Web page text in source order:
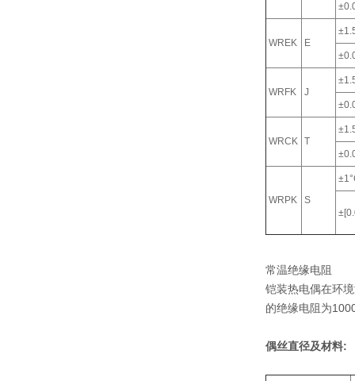
WREK E
WRFK J
WRCK T
WRPK S
常温绝缘电阻
铠装热电偶在环
的绝缘电阻为
偶丝直径及材料: